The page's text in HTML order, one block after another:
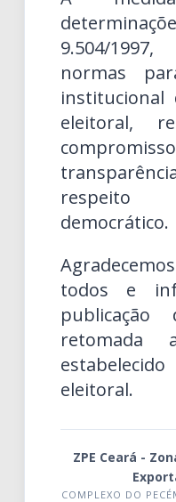
9.504/
normas
eleitoral,
respeito
democrático.
todos e
retomada
eleitoral.
ZPE Ceará -
COMPLEXO DO